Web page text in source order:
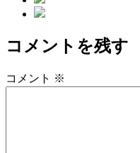
コメントを残す
コメント ※